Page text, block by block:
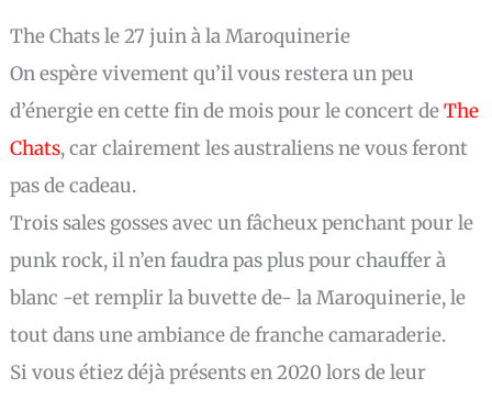
The Chats le 27 juin à la Maroquinerie
On espère vivement qu’il vous restera un peu
d’énergie en cette fin de mois pour le concert deThe
Chats, car clairement les australiens ne vous feront
pas de cadeau.
Trois sales gosses avec un fâcheux penchant pour le
punk rock, il n’en faudra pas plus pour chauffer à
blanc -et remplir la buvette de- la Maroquinerie, le
tout dans une ambiance de franche camaraderie.
Si vous étiez déjà présents en 2020 lors de leur